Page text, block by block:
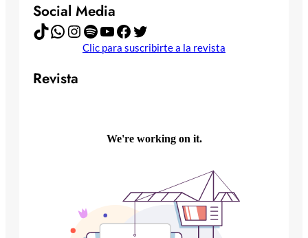
Social Media
TikTok WhatsApp Instagram Spotify YouTube Facebook Twitter
Clic para suscribirte a la revista
Revista